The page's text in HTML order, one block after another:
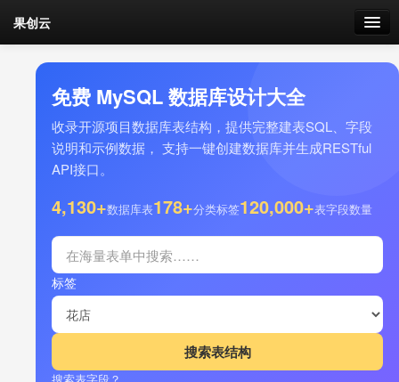
果创云
数据表单
API接口
云存储
剩余接口流量
加流量
免费 MySQL 数据库设计大全
收录开源项目数据库表结构，提供完整建表SQL、字段
说明和示例数据， 支持一键创建数据库并生成RESTful
API接口。
4,130+数据库表178+分类标签120,000+表字段数量
标签